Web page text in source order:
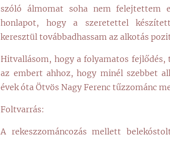
szóló álmomat soha nem
honlapot, hogy a szeretettel
keresztül továbbadhassam az alkotás
Hitvallásom, hogy a folyamatos fejlődés,
az embert ahhoz, hogy minél szebbet
évek óta Ötvös Nagy Ferenc tűzzománc
Foltvarrás:
A rekeszzománcozás mellett